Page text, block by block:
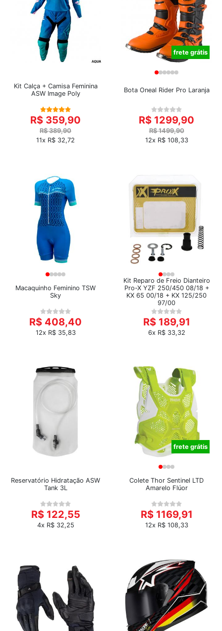
Kit Calça + Camisa Feminina
ASW Image Poly
R$ 359,90
R$ 389,90
11x R$ 32,72
frete grátis
Bota Oneal Rider Pro Laranja
R$ 1299,90
R$ 1499,90
12x R$ 108,33
Macaquinho Feminino TSW
Sky
R$ 408,40
12x R$ 35,83
Kit Reparo de Freio Dianteiro
Pro-X YZF 250/450 08/18 +
KX 65 00/18 + KX 125/250
97/00
R$ 189,91
6x R$ 33,32
Reservatório Hidratação ASW
Tank 3L
R$ 122,55
4x R$ 32,25
frete grátis
Colete Thor Sentinel LTD
Amarelo Flúor
R$ 1169,91
12x R$ 108,33